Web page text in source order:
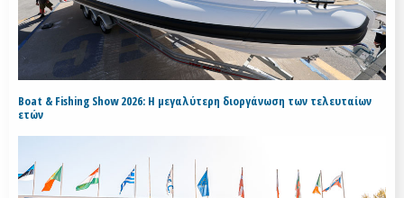
Boat & Fishing Show 2026: Η μεγαλύτερη διοργάνωση των τελευταίων
ετών